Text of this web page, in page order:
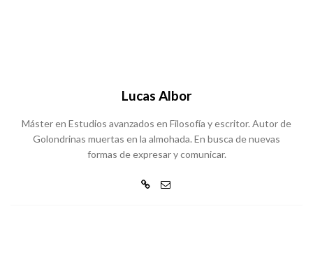
Lucas Albor
Máster en Estudios avanzados en Filosofía y escritor. Autor de
Golondrinas muertas en la almohada. En busca de nuevas
formas de expresar y comunicar.